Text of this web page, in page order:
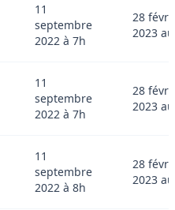
11
septembre
2022 à 7h
28
2023
11
septembre
2022 à 7h
28
2023
11
septembre
2022 à 8h
28
2023